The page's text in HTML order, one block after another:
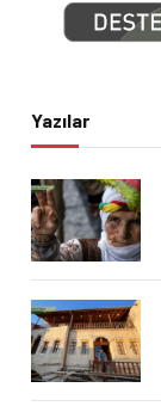
Yazılar